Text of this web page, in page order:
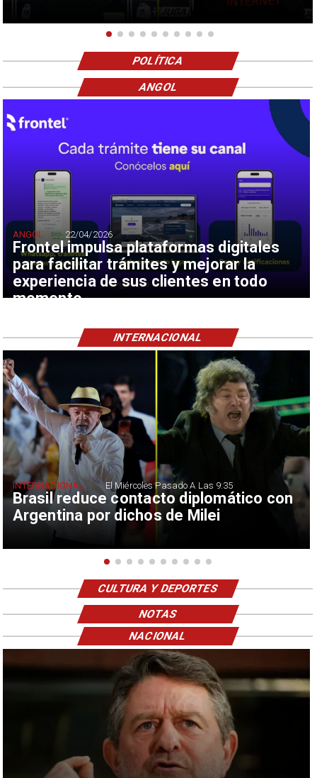
POLÍTICA
Frontel impulsa plataformas digitales
para facilitar trámites y mejorar la
experiencia de sus clientes en todo
momento
ANGOL 22/04/2026
ANGOL
Brasil reduce contacto diplomático con
Argentina por dichos de Milei
INTERNACIONAL El Miércoles Pasado A Las 9:35
INTERNACIONAL
CULTURA Y DEPORTES
NOTAS
NACIONAL